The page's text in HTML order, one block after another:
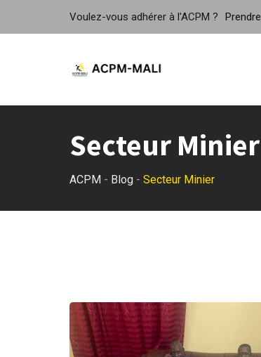
Voulez-vous adhérer à l'ACPM ?
Secteur Minier
ACPM - Blog - Secteur Minier